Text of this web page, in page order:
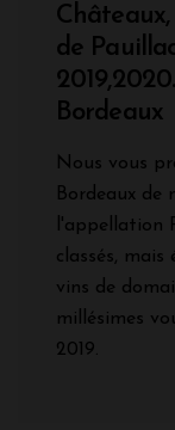
de
Bordeaux
Nous vous
Bordeaux de
l'appellation
classés, mais
vins de
millésimes
2019.